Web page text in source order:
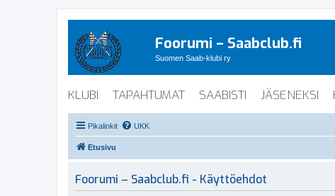
Foorumi – Saabclub.fi
Suomen Saab-klubi ry
KLUBI TAPAHTUMAT SAABISTI JÄSENEKSI
Pikalinkit UKK
Etusivu
Foorumi – Saabclub.fi - Käyttöehdot